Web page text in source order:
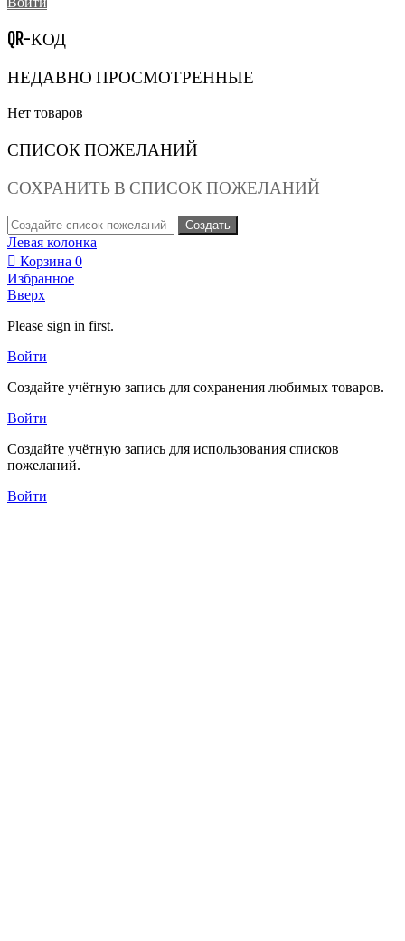
QR-КОД
НЕДАВНО ПРОСМОТРЕННЫЕ
Нет товаров
СПИСОК ПОЖЕЛАНИЙ
СОХРАНИТЬ В СПИСОК ПОЖЕЛАНИЙ
Создать
Левая колонка
Корзина 0
Избранное
Вверх
Please sign in first.
Войти
Создайте учётную запись для сохранения любимых товаров.
Войти
Создайте учётную запись для использования списков
пожеланий.
Войти